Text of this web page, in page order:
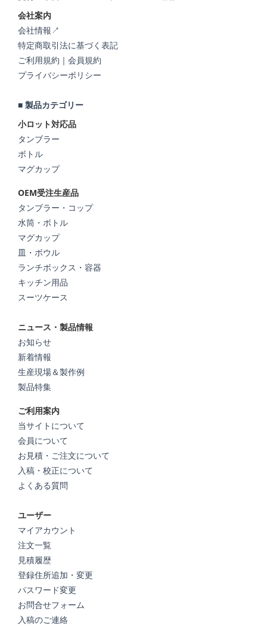
会社案内
会社情報↗
特定商取引法に基づく表記
ご利用規約 ｜ 会員規約
プライバシーポリシー
■ 製品カテゴリー
小ロット対応品
タンブラー
ボトル
マグカップ
OEM受注生産品
タンブラー・コップ
水筒・ボトル
マグカップ
皿・ボウル
ランチボックス・容器
キッチン用品
スーツケース
ニュース・製品情報
お知らせ
新着情報
生産現場＆製作例
製品特集
ご利用案内
当サイトについて
会員について
お見積・ご注文について
入稿・校正について
よくある質問
ユーザー
マイアカウント
注文一覧
見積履歴
登録住所追加・変更
パスワード変更
お問合せフォーム
入稿のご連絡